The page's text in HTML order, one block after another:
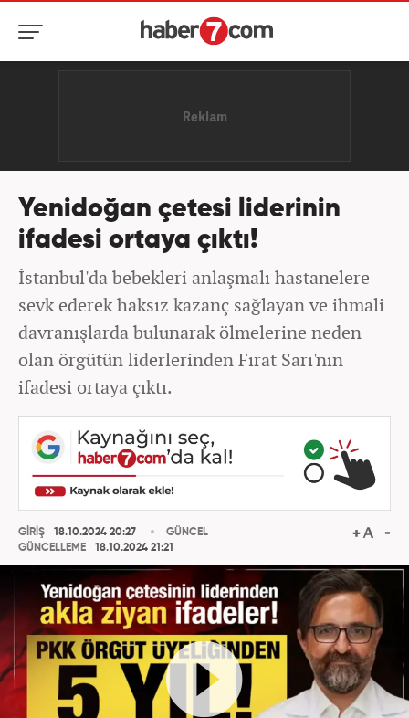
Yenidoğan çetesi liderinin
ifadesi ortaya çıktı!
İstanbul'da bebekleri anlaşmalı hastanelere
sevk ederek haksız kazanç sağlayan ve ihmali
davranışlarda bulunarak ölmelerine neden
olan örgütün liderlerinden Fırat Sarı'nın
ifadesi ortaya çıktı.
GİRİŞ
18.10.2024 20:27
GÜNCELLEME
18.10.2024 21:21
GÜNCEL